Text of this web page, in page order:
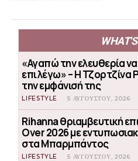
«Αγαπώ την ελευθερία
επιλέγω» – Η Τζορτζίνα
την εμφάνισή της
LIFESTYLE 5 ΑΥΓΟΎΣΤΟΥ, 2026
Rihanna θριαμβευτική
Over 2026 με
στα Μπαρμπάντος
LIFESTYLE 5 ΑΥΓΟΎΣΤΟΥ, 2026